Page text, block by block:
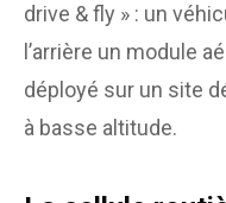
drive & fly » : un
l’arrière un module
déployé sur un site
à basse altitude.